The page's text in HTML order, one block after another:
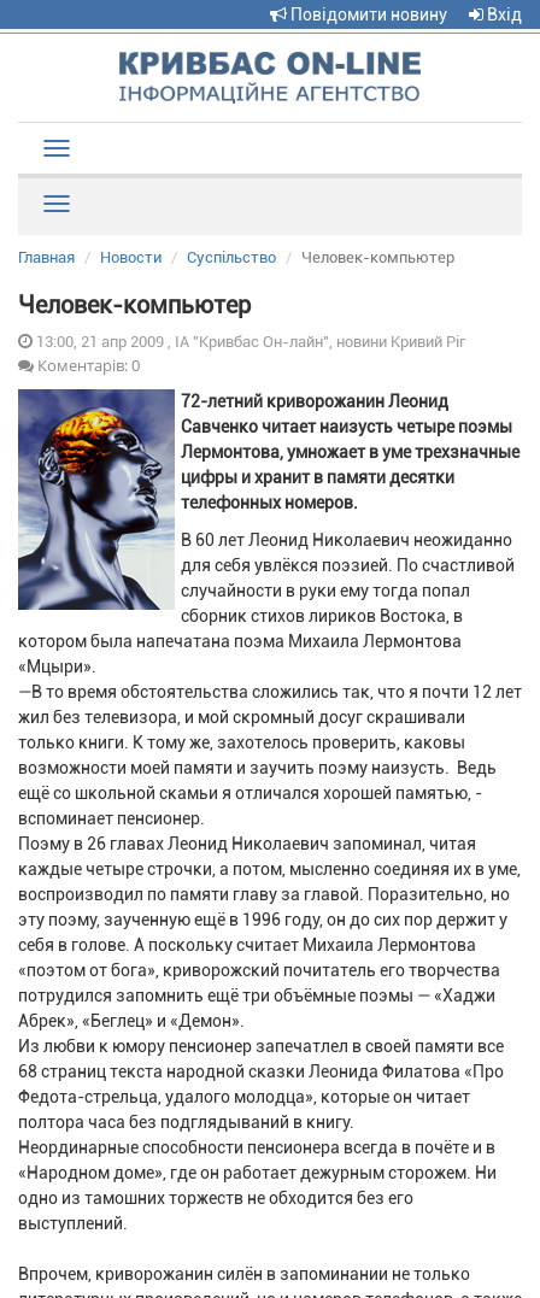
Повідомити новину Вхід
navigation
Главная Новости Суспільство Человек-компьютер
Человек-компьютер
13:00, 21 апр 2009 , ІА "Кривбас Он-лайн", новини Кривий Ріг
Коментарів: 0
72-летний криворожанин Леонид
Савченко читает наизусть четыре поэмы
Лермонтова, умножает в уме трехзначные
цифры и хранит в памяти десятки
телефонных номеров.
В 60 лет Леонид Николаевич неожиданно
для себя увлёкся поэзией. По счастливой
случайности в руки ему тогда попал
сборник стихов лириков Востока, в
котором была напечатана поэма Михаила Лермонтова
«Мцыри».
—В то время обстоятельства сложились так, что я почти 12 лет
жил без телевизора, и мой скромный досуг скрашивали
только книги. К тому же, захотелось проверить, каковы
возможности моей памяти и заучить поэму наизусть. Ведь
ещё со школьной скамьи я отличался хорошей памятью, -
вспоминает пенсионер.
Поэму в 26 главах Леонид Николаевич запоминал, читая
каждые четыре строчки, а потом, мысленно соединяя их в уме,
воспроизводил по памяти главу за главой. Поразительно, но
эту поэму, заученную ещё в 1996 году, он до сих пор держит у
себя в голове. А поскольку считает Михаила Лермонтова
«поэтом от бога», криворожский почитатель его творчества
потрудился запомнить ещё три объёмные поэмы — «Хаджи
Абрек», «Беглец» и «Демон».
Из любви к юмору пенсионер запечатлел в своей памяти все
68 страниц текста народной сказки Леонида Филатова «Про
Федота-стрельца, удалого молодца», которые он читает
полтора часа без подглядываний в книгу.
Неординарные способности пенсионера всегда в почёте и в
«Народном доме», где он работает дежурным сторожем. Ни
одно из тамошних торжеств не обходится без его
выступлений.
Впрочем, криворожанин силён в запоминании не только